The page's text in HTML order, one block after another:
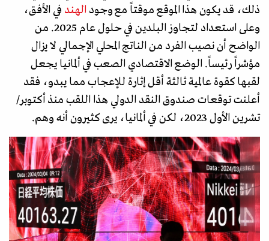
ذلك، قد يكون هذا الموقع موقتاً مع وجود الهند في الأفق،
وعلى استعداد لتجاوز البلدين في حلول عام 2025. من
الواضح أن نصيب الفرد من الناتج المحلي الإجمالي لا يزال
مؤشراً رئيساً. الوضع الاقتصادي الصعب في ألمانيا يجعل
لقبها كقوة عالمية ثالثة أقل إثارة للإعجاب مما يبدو، فقد
أعلنت توقعات صندوق النقد الدولي هذا اللقب منذ أكتوبر/
تشرين الأول 2023، لكن في ألمانيا، يرى كثيرون أنه وهم.